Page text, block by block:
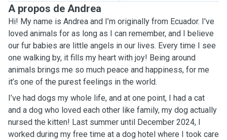
A propos de Andrea
Hi! My name is Andrea and I’m originally from Ecuador. I've
loved animals for as long as I can remember, and I believe
our fur babies are little angels in our lives. Every time I see
one walking by, it fills my heart with joy! Being around
animals brings me so much peace and happiness, for me
it’s one of the purest feelings in the world.
I’ve had dogs my whole life, and at one point, I had a cat
and a dog who loved each other like family, my dog actually
nursed the kitten! Last summer until December 2024, I
worked during my free time at a dog hotel where I took care